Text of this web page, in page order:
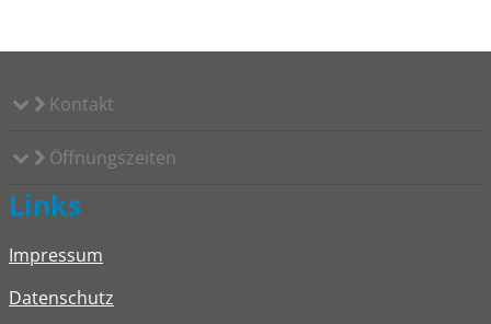
Kontakt
Öffnungszeiten
Links
Impressum
Datenschutz